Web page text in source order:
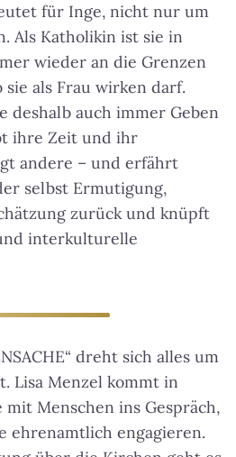
für Inge, nicht nur um
Als Katholikin ist sie in
wieder an die Grenzen
sie als Frau wirken darf.
deshalb auch immer Geben
ihre Zeit und ihr
andere – und erfährt
selbst Ermutigung,
zurück und knüpft
interkulturelle
dreht sich alles um
Lisa Menzel kommt in
Menschen ins Gespräch,
ehrenamtlich engagieren.